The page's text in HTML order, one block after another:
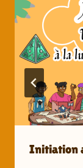
Initiation